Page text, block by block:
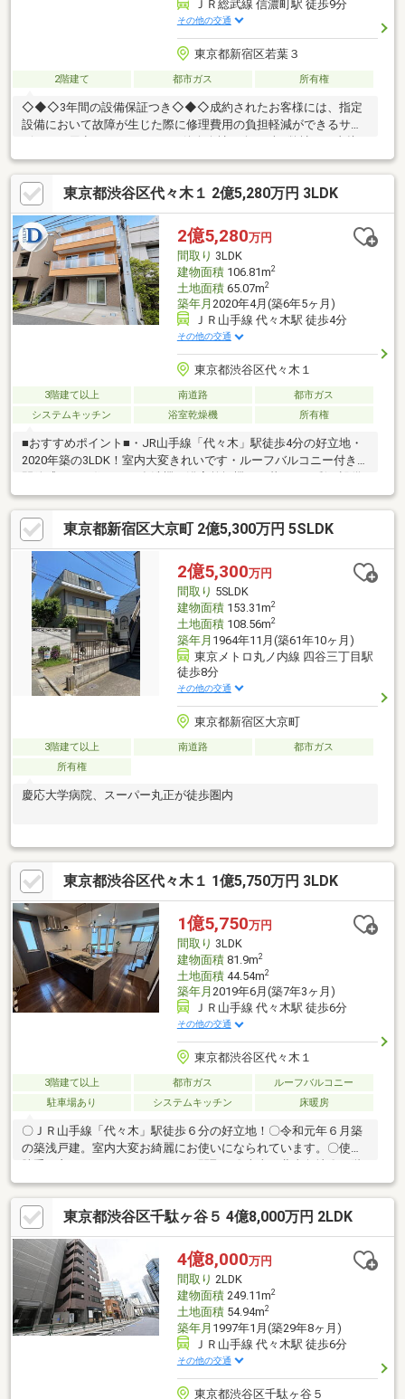
ＪＲ総武線 信濃町駅 徒歩9分
その他の交通
東京都新宿区若葉３
2階建て 都市ガス 所有権
◇◆◇3年間の設備保証つき◇◆◇成約されたお客様には、指定
設備において故障が生じた際に修理費用の負担軽減ができるサー
ビスをご用意しております。※仲介会社を介さず、弊社から直接
ご購入された場合に適用※保証内容の制限・保証限度額の設定あ
り◆◇◆設備トラブルの問い合わせを24時間受付対応！◆◇◆成
約されたお客様には、突発的な設備トラブルに対応する「駆けつ
け」サービスを提供しております。24時間365日コールセンター
対応！30分以内の一次応急処置を無料にて行います。※対象期
間：物件引き渡し日から1年後の月末まで※対象者・対象設備・そ
の他諸条件あり
東京都渋谷区代々木１ 2億5,280万円 3LDK
2億5,280万円
間取り 3LDK
建物面積106.81m2
土地面積65.07m2
築年月 2020年4月(築6年5ヶ月)
ＪＲ山手線 代々木駅 徒歩4分
その他の交通
東京都渋谷区代々木１
3階建て以上 南道路
都市ガス
システムキッチン
浴室乾燥機 所有権
■おすすめポイント■・JR山手線「代々木」駅徒歩4分の好立地・
2020年築の3LDK！室内大変きれいです・ルーフバルコニー付きで
充実・3面採光で日当たり・通風良好な住空間・探し始めのお客
様、正しい家探しをお伝えします！＊ご来店頂きアンケート回答
でギフトカードプレゼント！■交通アクセス■・JR山手線【代々
木】駅徒歩4分 他2路線利用可----------------------お気軽に下記の
《資料請求》又は《見学予約》ボタンをクリック！又は大和アク
タス 0120-105-111(通話無料)まで
東京都新宿区大京町 2億5,300万円 5SLDK
2億5,300万円
間取り 5SLDK
建物面積153.31m2
土地面積108.56m2
築年月 1964年11月(築61年10ヶ月)
東京メトロ丸ノ内線 四谷三丁目駅
徒歩8分
その他の交通
東京都新宿区大京町
3階建て以上 南道路
都市ガス
所有権
慶応大学病院、スーパー丸正が徒歩圏内
東京都渋谷区代々木１ 1億5,750万円 3LDK
1億5,750万円
間取り 3LDK
建物面積81.9m2
土地面積44.54m2
築年月 2019年6月(築7年3ヶ月)
ＪＲ山手線 代々木駅 徒歩6分
その他の交通
東京都渋谷区代々木１
3階建て以上 都市ガス
ルーフバルコニー
駐車場あり
システムキッチン 床暖房
〇ＪＲ山手線「代々木」駅徒歩６分の好立地！〇令和元年６月築
の築浅戸建。室内大変お綺麗にお使いになられています。〇使い
洋室とルーフバルコニーからはドコモタワーを望めます〇周辺施
設が充実しており、生活利便性の高いエリア〇明治神宮まで徒歩
圏内〇制震システムGVAを導入〇リビングに床暖房有〇ビルトイ
ンガレージ有（車種による制限有）〇ロフト付きの寝室で、スペ
ースを有効活用〇開放感のある拘りのオープンキッチン・キッチ
ン天板・側面は傷に強いクオーツを使用・カップボード壁面はコ
ラベルのアクセントタイルを使用
東京都渋谷区千駄ヶ谷５ 4億8,000万円 2LDK
4億8,000万円
間取り 2LDK
建物面積249.11m2
土地面積54.94m2
築年月 1997年1月(築29年8ヶ月)
ＪＲ山手線 代々木駅 徒歩6分
その他の交通
東京都渋谷区千駄ヶ谷５